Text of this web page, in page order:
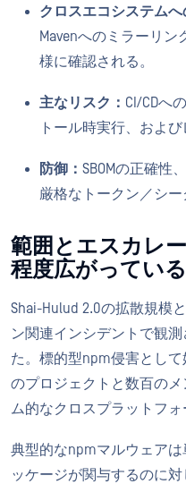
クロスエコシステムへ
Mavenへのミラーリン
様に確認される。
主なリスク： CI/CDへ
トール時実行、およ
防御： SBOMの正確性
厳格なトークン／シー
範囲とエスカレ
程度広がってい
Shai-Hulud 2.0の拡散規模
ン関連インシデントで観
た。標的型npm侵害とし
のプロジェクトと数百の
ム的なクロスプラットフォ
典型的なnpmマルウェア
ッケージが関与するのに